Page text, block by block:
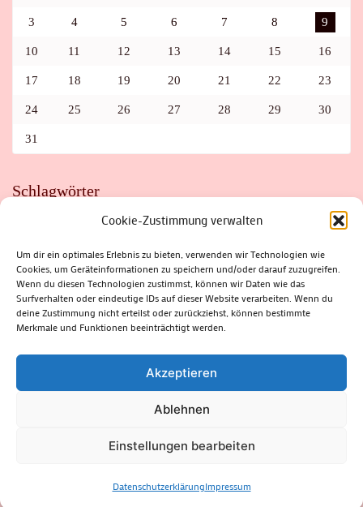
Cookie-Zustimmung verwalten
Um dir ein optimales Erlebnis zu bieten, verwenden wir Technologien wie
Cookies, um Geräteinformationen zu speichern und/oder darauf zuzugreifen.
Wenn du diesen Technologien zustimmst, können wir Daten wie das
Surfverhalten oder eindeutige IDs auf dieser Website verarbeiten. Wenn du
deine Zustimmung nicht erteilst oder zurückziehst, können bestimmte
Merkmale und Funktionen beeinträchtigt werden.
Akzeptieren
Ablehnen
Einstellungen bearbeiten
DatenschutzerklärungImpressum
3 4 5 6 7 8 9
10 11 12 13 14 15 16
17 18 19 20 21 22 23
24 25 26 27 28 29 30
31
Schlagwörter
FAHRRAD
FLOHMARKT FOLK GEWINNSPIEL
HITZE
HITZEFALLE AUTO
IRISH DANCE JAZZ
KABARETT
KINDER
KIRMES KLASSIK
KLEINE SUHLER REIHE
KRIMI
KULTUR LESUNG LOTTO
MEININGEN
PARASITEN
PILZE SCHLEUSINGEN
SCHULWEG
SOMMERFERIEN
SPORT SRH
STADTFEST
STADTMARKETING
STRASSENSPERRUNG
SUHL
SUHLER FRÜHLING
SUHLER STADTMARKETING
THÜRINGER WALD
ZELLA-MEHLIS
(c) Rhön-Rennsteig-Verlag 2024. Alle Rechte vorbehalten.
Datenschutzerklärung